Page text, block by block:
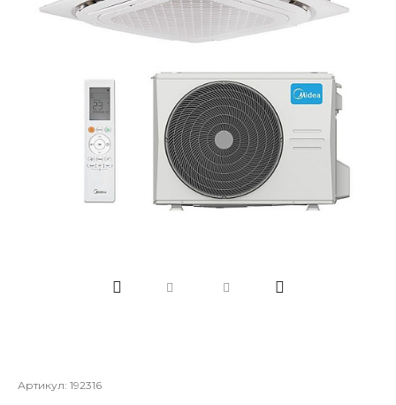
Артикул: 192316